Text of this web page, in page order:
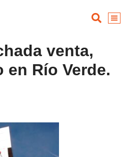
venta,
Río Verde.